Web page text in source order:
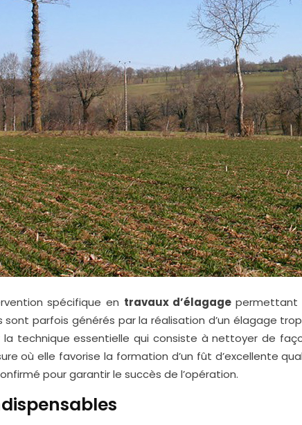
spécifique en travaux d’élagage permettant
parfois générés par la réalisation d’un élagage
la technique essentielle qui consiste à nettoyer de
où elle favorise la formation d’un fût d’excellente
pour garantir le succès de l’opération.